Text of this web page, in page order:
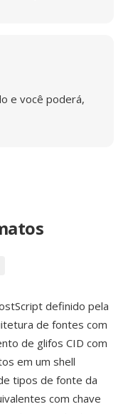
e você poderá,
definido pela
de fontes com
de glifos CID com
em um shell
tipos de fonte da
com chave